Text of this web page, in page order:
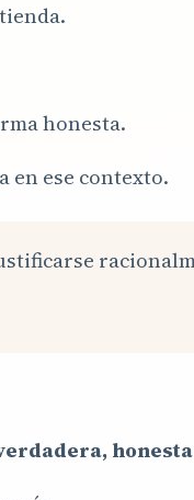
honesta.
en ese contexto.